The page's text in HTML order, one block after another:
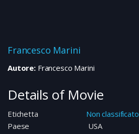
Francesco Marini
Autore:Francesco Marini
Details of Movie
Etichetta
Non classificato
Paese
USA